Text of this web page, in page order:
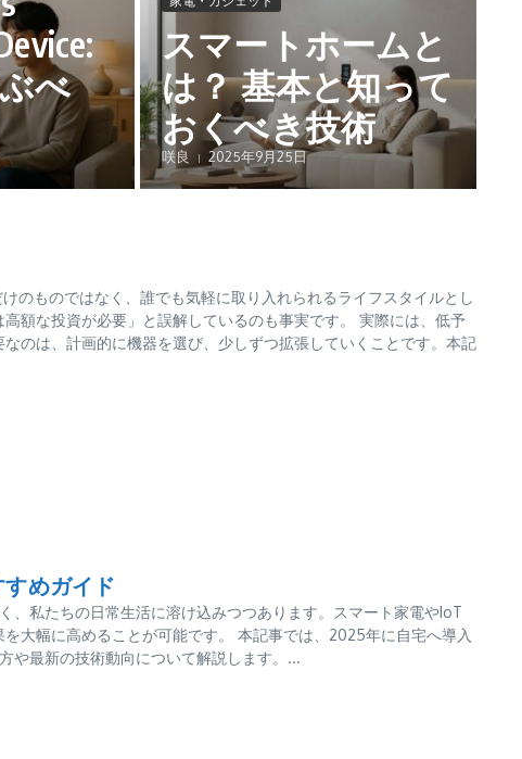
べ
スマートホームと
は？ 基本と知って
おくべき技術
咲良 2025年9月25日
のものではなく、誰でも気軽に取り入れられるライフスタイルとし
額な投資が必要」と誤解しているのも事実です。 実際には、低予
のは、計画的に機器を選び、少しずつ拡張していくことです。本記
めガイド
私たちの日常生活に溶け込みつつあります。スマート家電やIoT
大幅に高めることが可能です。 本記事では、2025年に自宅へ導入
や最新の技術動向について解説します。...